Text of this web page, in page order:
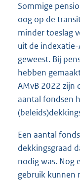
Sommige
oog op de
minder toeslag
uit de
geweest. Bij
hebben
AMvB 2022 zijn
aantal fondsen
Een aantal
dekkingsgraad
nodig was. Nog
gebruik kunnen